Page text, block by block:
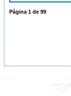
Página 1 de 99